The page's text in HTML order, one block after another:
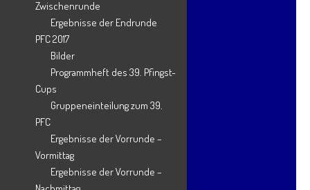
Archives
Juli 2026
Mai 2026
April 2026
Februar 2026
Januar 2026
Dezember 2025
Zwischenrunde
Ergebnisse der Endrunde
PFC 2017
Bilder
Programmheft des 39. Pfingst-
Cups
Gruppeneinteilung zum 39.
PFC
Ergebnisse der Vorrunde –
Vormittag
Ergebnisse der Vorrunde –